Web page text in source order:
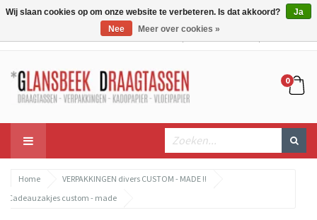
0
Home
VERPAKKINGEN divers CUSTOM - MADE !!
Cadeauzakjes custom - made
Wij slaan cookies op om onze website te verbeteren. Is dat akkoord?
Ja
Nee
Meer over cookies »